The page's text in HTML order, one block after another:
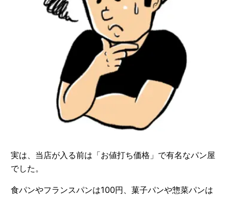
実は、当店が入る前は「お値打ち価格」で有名なパン屋
でした。
食パンやフランスパンは100円、菓子パンや惣菜パンは